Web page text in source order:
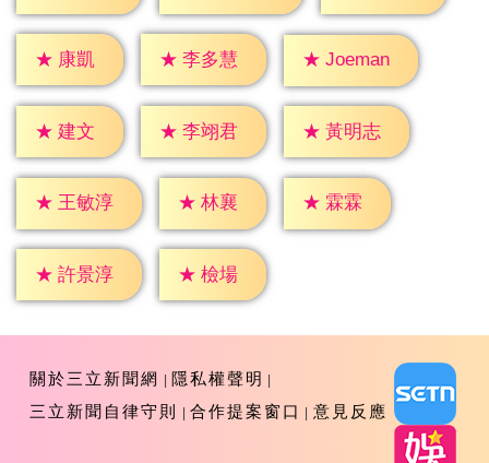
★ 康凱 ★ 李多慧 ★ Joeman
★ 建文 ★ 李翊君 ★ 黃明志
★ 王敏淳 ★ 林襄 ★ 霖霖
★ 許景淳 ★ 檢場
關於三立新聞網
隱私權聲明
三立新聞自律守則
合作提案窗口 意見反應